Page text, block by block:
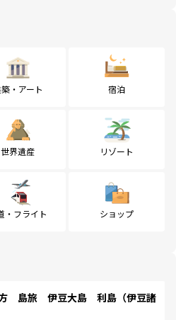
・アート 宿泊
世界遺産 リゾート
・フライト ショップ
島旅 伊豆大島 利島（伊豆諸